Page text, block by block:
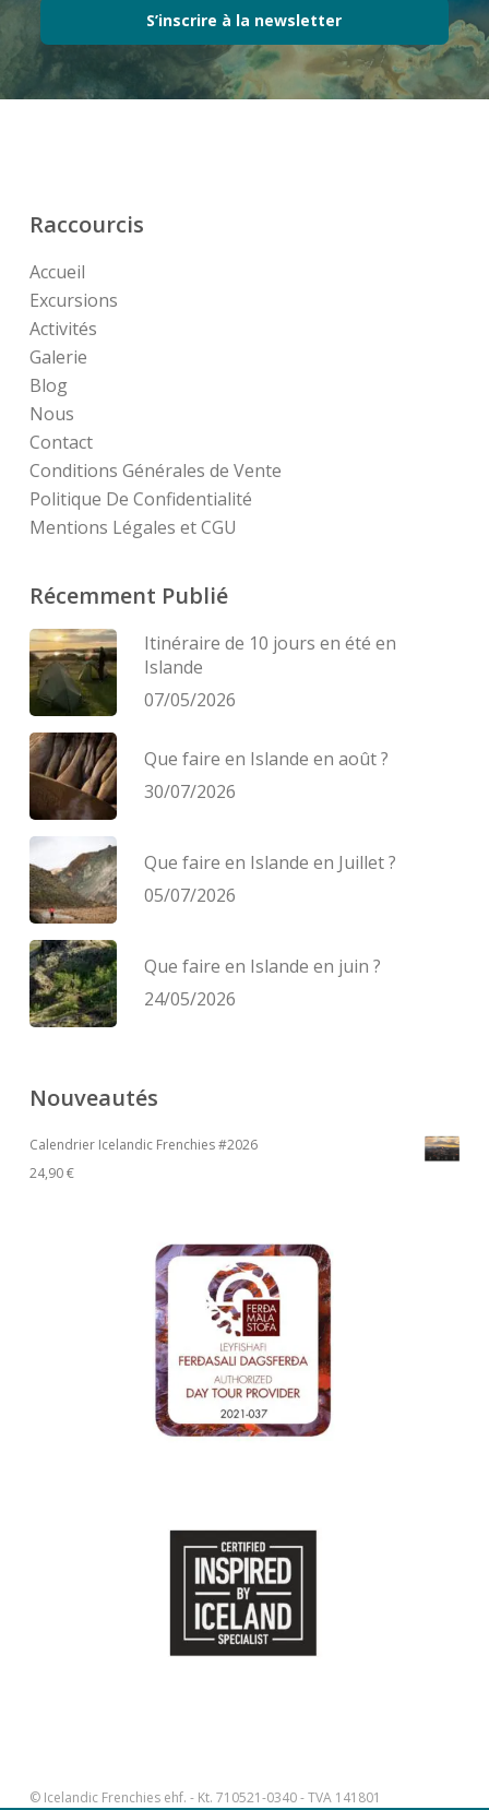
S’inscrire à la newsletter
Raccourcis
Accueil
Excursions
Activités
Galerie
Blog
Nous
Contact
Conditions Générales de Vente
Politique De Confidentialité
Mentions Légales et CGU
Récemment Publié
Itinéraire de 10 jours en été en
Islande
07/05/2026
Que faire en Islande en août ?
30/07/2026
Que faire en Islande en Juillet ?
05/07/2026
Que faire en Islande en juin ?
24/05/2026
Nouveautés
Calendrier Icelandic Frenchies #2026
24,90€
© Icelandic Frenchies ehf. - Kt. 710521-0340 - TVA 141801